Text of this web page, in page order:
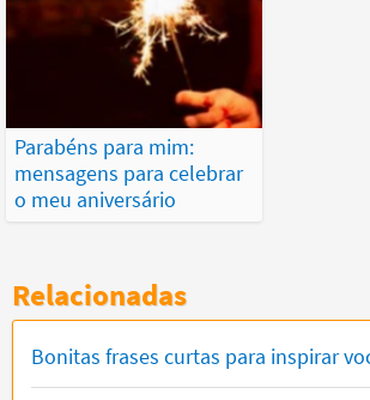
Parabéns para mim:
mensagens para celebrar
o meu aniversário
Relacionadas
Bonitas frases curtas para inspirar